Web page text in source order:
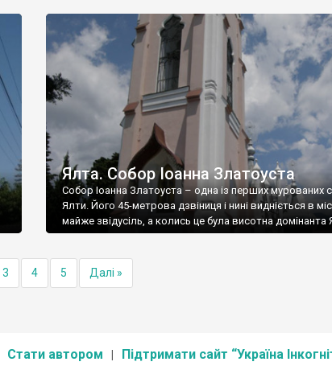
Ялта. Собор Іоанна Златоуста
Собор Іоанна Златоуста – одна із перших мурованих
Ялти. Його 45-метрова дзвіниця і нині видніється в
майже звідусіль, а колись це була висотна домінанта
3 4 5 Далі »
Стати автором Підтримати сайт “Україна